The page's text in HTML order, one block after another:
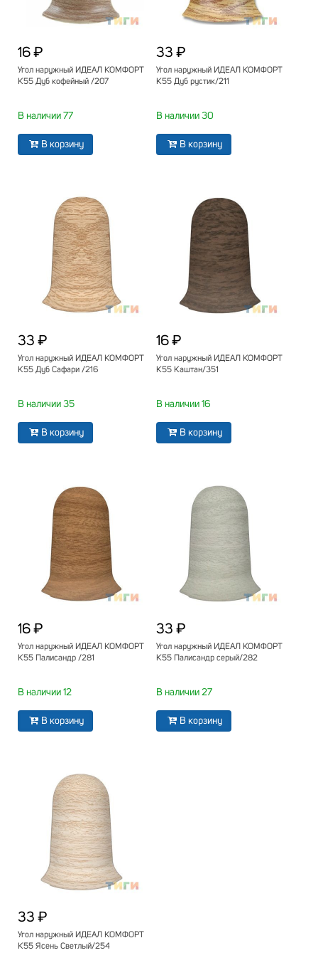
16 ₽
Угол наружный ИДЕАЛ КОМФОРТ
К55 Дуб кофейный /207
В наличии 77
В корзину
33 ₽
Угол наружный ИДЕАЛ КОМФОРТ
К55 Дуб рустик/211
В наличии 30
В корзину
33 ₽
Угол наружный ИДЕАЛ КОМФОРТ
К55 Дуб Сафари /216
В наличии 35
В корзину
16 ₽
Угол наружный ИДЕАЛ КОМФОРТ
К55 Каштан/351
В наличии 16
В корзину
16 ₽
Угол наружный ИДЕАЛ КОМФОРТ
К55 Палисандр /281
В наличии 12
В корзину
33 ₽
Угол наружный ИДЕАЛ КОМФОРТ
К55 Палисандр серый/282
В наличии 27
В корзину
33 ₽
Угол наружный ИДЕАЛ КОМФОРТ
К55 Ясень Светлый/254